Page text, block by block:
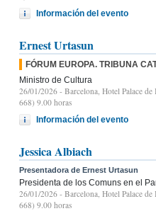
Información del evento
Ernest Urtasun
FÓRUM EUROPA. TRIBUNA
Ministro de Cultura
26/01/2026 - Barcelona, Hotel Palace de
668) 9.00 horas
Información del evento
Jessica Albiach
Presentadora de Ernest Urtasun
Presidenta de los Comuns en el
26/01/2026 - Barcelona, Hotel Palace de
668) 9.00 horas